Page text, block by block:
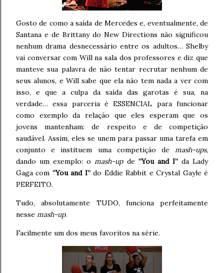
Gosto de como a saída de Mercedes e, eventualmente, de
Santana e de Brittany do New Directions não significou
nenhum drama desnecessário entre os adultos… Shelby
vai conversar com Will na sala dos professores e diz que
manteve sua palavra de não tentar recrutar nenhum de
seus alunos, e Will sabe que ela não tem nada a ver com
isso, e que a culpa da saída das garotas é sua, na
verdade… essa parceria é ESSENCIAL para funcionar
como exemplo da relação que eles esperam que os
jovens mantenham: de respeito e de competição
saudável. Assim, eles se unem para passar uma tarefa em
conjunto e instituem uma competição de mash-ups,
dando um exemplo: omash-upde “You and I”da Lady
Gaga com “You and I”do Eddie Rabbit e Crystal Gayle é
PERFEITO.
Tudo, absolutamente TUDO, funciona perfeitamente
nesse mash-up.
Facilmente um dos meus favoritos na série.